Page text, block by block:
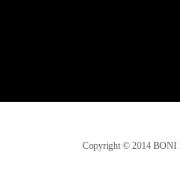
Copyright © 2014